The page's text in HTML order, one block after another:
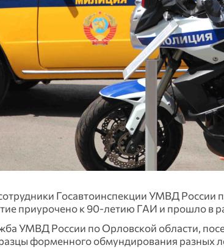
Госавтоинспекции УМВД России
приурочено к 90-летию ГАИ и прошло в
УМВД России по Орловской области,
форменного обмундирования разных